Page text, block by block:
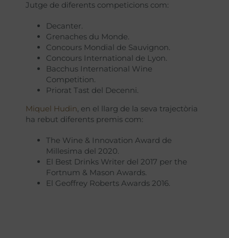
Jutge de diferents competicions com:
Decanter.
Grenaches du Monde.
Concours Mondial de Sauvignon.
Concours International de Lyon.
Bacchus International Wine
Competition.
Priorat Tast del Decenni.
Miquel Hudin, en el llarg de la seva trajectòria
ha rebut diferents premis com:
The Wine & Innovation Award de
Millesima del 2020.
El Best Drinks Writer del 2017 per the
Fortnum & Mason Awards.
El Geoffrey Roberts Awards 2016.